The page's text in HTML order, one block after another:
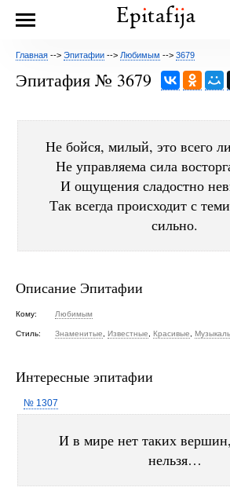
Главная --> Эпитафии --> Любимым --> 3679
Эпитафия № 3679
Не бойся, милый, это всего
Не управляема сила
И ощущения сладостно
Так всегда происходит с
сильно.
Описание Эпитафии
Кому: Любимым
Стиль: Знаменитые Известные Красивые
Интересные эпитафии
№ 1307
И в мире нет таких
нельзя…